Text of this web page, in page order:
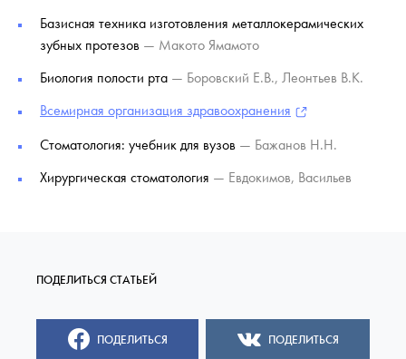
Базисная техника изготовления металлокерамических
зубных протезов — Макото Ямамото
Биология полости рта — Боровский Е.В., Леонтьев В.К.
Всемирная организация здравоохранения
Стоматология: учебник для вузов — Бажанов Н.Н.
Хирургическая стоматология — Евдокимов, Васильев
ПОДЕЛИТЬСЯ ПОДЕЛИТЬСЯ